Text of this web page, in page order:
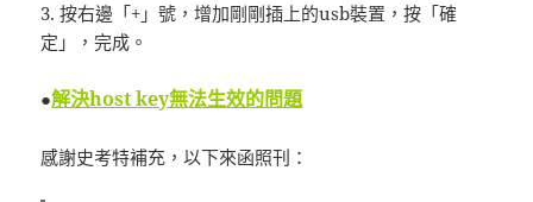
3. 按右邊「+」號，增加剛剛插上的usb裝置，按「確
定」，完成。
●解決host key無法生效的問題
感謝史考特補充，以下來函照刊：